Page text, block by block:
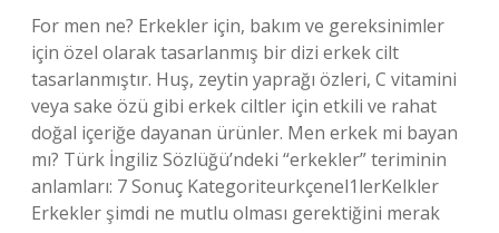
For men ne? Erkekler için, bakım ve gereksinimler
için özel olarak tasarlanmış bir dizi erkek cilt
tasarlanmıştır. Huş, zeytin yaprağı özleri, C vitamini
veya sake özü gibi erkek ciltler için etkili ve rahat
doğal içeriğe dayanan ürünler. Men erkek mi bayan
mı? Türk İngiliz Sözlüğü’ndeki “erkekler” teriminin
anlamları: 7 Sonuç Kategoriteurkçenel1lerKelkler
Erkekler şimdi ne mutlu olması gerektiğini merak